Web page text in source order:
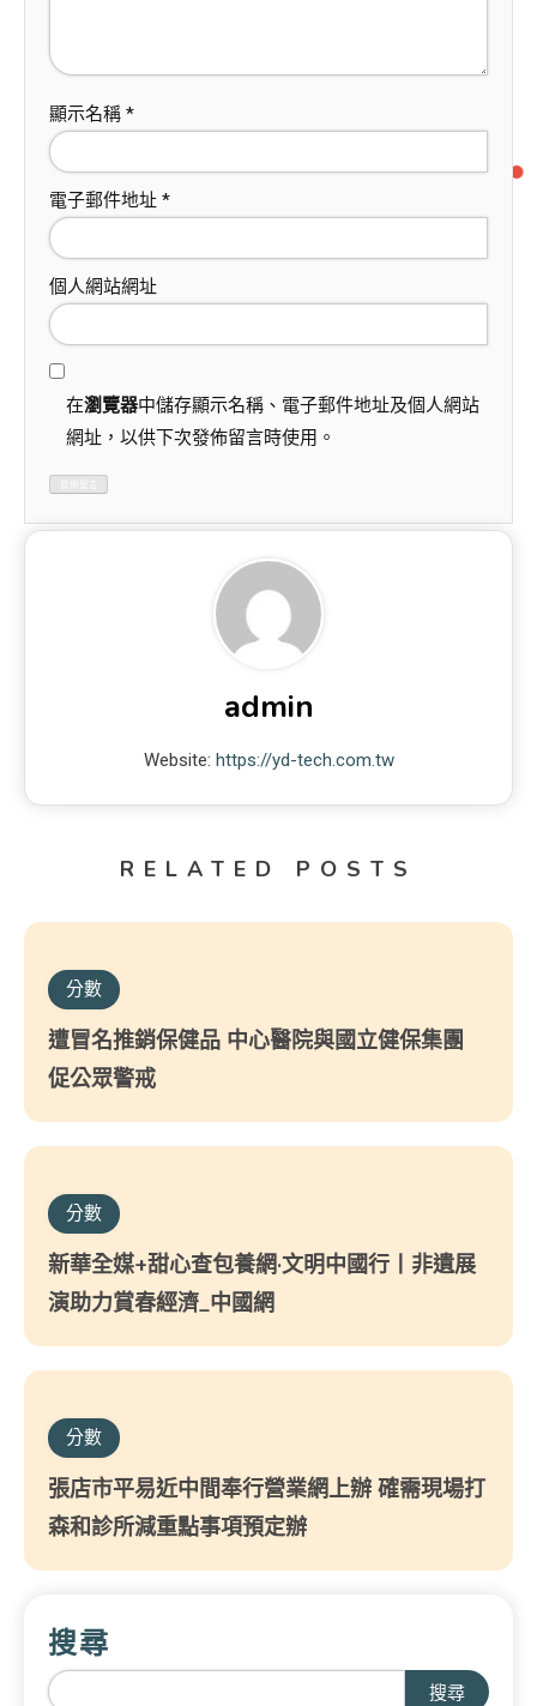
顯示名稱 *
電子郵件地址 *
個人網站網址
在瀏覽器中儲存顯示名稱、電子郵件地址及個人網站
網址，以供下次發佈留言時使用。
admin
Website: https://yd-tech.com.tw
RELATED POSTS
分數
遭冒名推銷保健品 中心醫院與國立健保集團
促公眾警戒
分數
新華全媒+甜心查包養網·文明中國行丨非遺展
演助力賞春經濟_中國網
分數
張店市平易近中間奉行營業網上辦 確需現場打
森和診所減重點事項預定辦
搜尋
搜尋